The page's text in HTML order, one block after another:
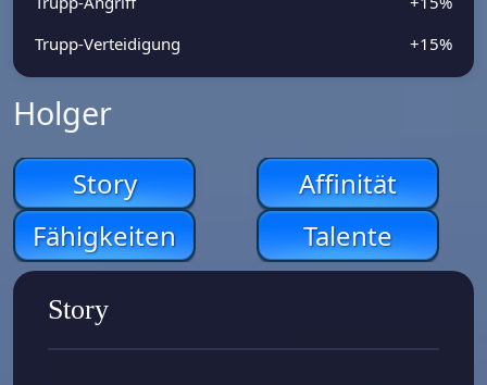
Trupp-Verteidigung
+15%
Holger
Story
Affinität
Fähigkeiten
Talente
Story